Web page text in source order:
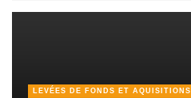
LEVÉES DE FONDS ET AQUISITIONS